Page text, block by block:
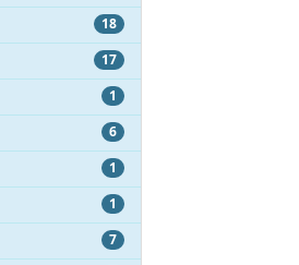
18
17
1
6
1
1
7